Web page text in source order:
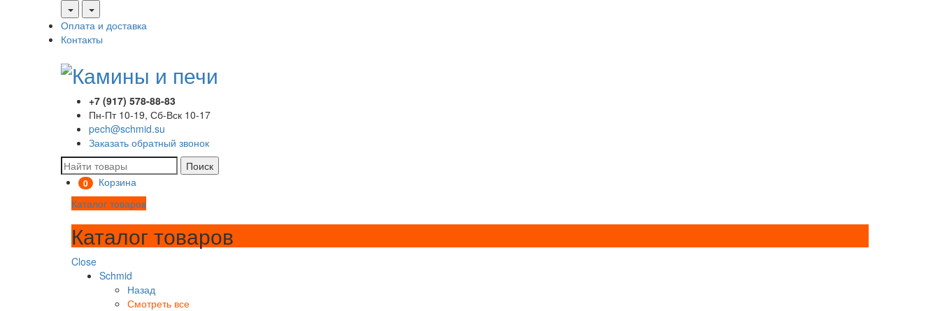
Оплата и доставка
Контакты
+7 (917) 578-88-83
Пн-Пт 10-19, Сб-Вск 10-17
pech@schmid.su
Заказать обратный звонок
Поиск
0
Корзина
Каталог товаров
Каталог товаров
Close
Schmid
Назад
Смотреть все